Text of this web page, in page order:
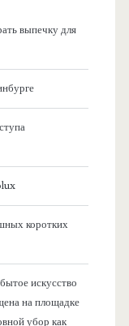
выпечку для
коротких
искусство
на площадке
убор как